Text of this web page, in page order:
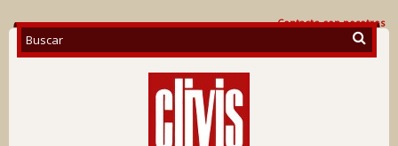
Contacte con nosotros